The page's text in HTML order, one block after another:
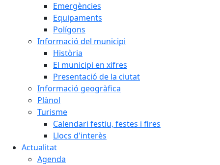
Emergències
Equipaments
Polígons
Informació del municipi
Història
El municipi en xifres
Presentació de la ciutat
Informació geogràfica
Plànol
Turisme
Calendari festiu, festes i fires
Llocs d'interès
Actualitat
Agenda